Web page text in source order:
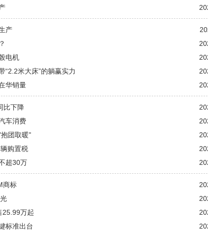
产
电机
“2.2米大床”的躺赢实力
华销量
比下降
车消费
团取暖"
购置税
超30万
商标
25.99万起
标准出台